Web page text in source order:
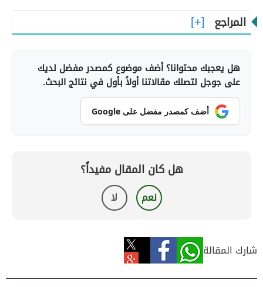
المراجع
هل يعجبك محتوانا؟ أضف موضوع كمصدر مفضل لديك
على جوجل لتصلك مقالاتنا أولاً بأول في نتائج البحث.
أضف كمصدر مفضل على Google
هل كان المقال مفيداً؟
نعم لا
شارك المقالة